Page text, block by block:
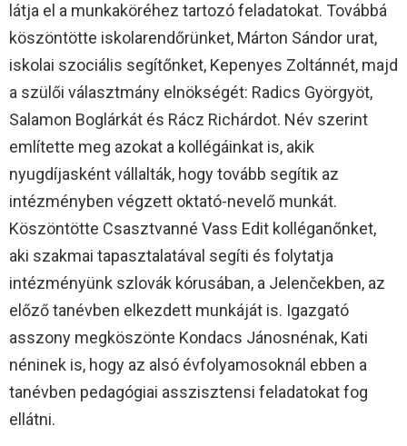
látja el a munkaköréhez tartozó feladatokat. Továbbá
köszöntötte iskolarendőrünket, Márton Sándor urat,
iskolai szociális segítőnket, Kepenyes Zoltánnét, majd
a szülői választmány elnökségét: Radics Györgyöt,
Salamon Boglárkát és Rácz Richárdot. Név szerint
említette meg azokat a kollégáinkat is, akik
nyugdíjasként vállalták, hogy tovább segítik az
intézményben végzett oktató-nevelő munkát.
Köszöntötte Csasztvanné Vass Edit kolléganőnket,
aki szakmai tapasztalatával segíti és folytatja
intézményünk szlovák kórusában, a Jelenčekben, az
előző tanévben elkezdett munkáját is. Igazgató
asszony megköszönte Kondacs Jánosnénak, Kati
néninek is, hogy az alsó évfolyamosoknál ebben a
tanévben pedagógiai asszisztensi feladatokat fog
ellátni.